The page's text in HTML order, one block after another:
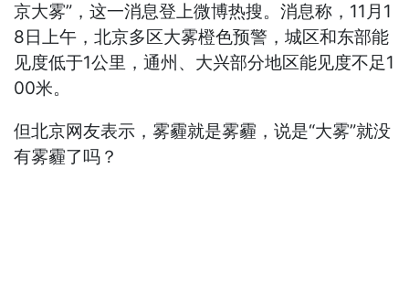
京大雾”，这一消息登上微博热搜。消息称，11月1
8日上午，北京多区大雾橙色预警，城区和东部能
见度低于1公里，通州、大兴部分地区能见度不足1
00米。
但北京网友表示，雾霾就是雾霾，说是“大雾”就没
有雾霾了吗？